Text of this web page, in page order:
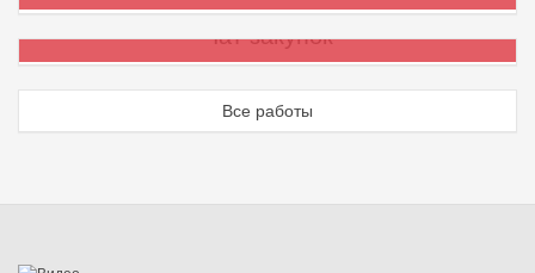
Чат закупок
Все работы